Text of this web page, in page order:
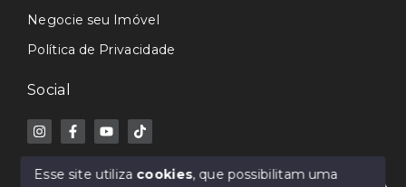
Negocie seu Imóvel
Política de Privacidade
Social
Esse site utiliza cookies, que possibilitam uma